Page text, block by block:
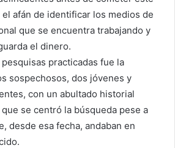
afán de identificar los medios de
que se encuentra trabajando y
el dinero.
practicadas fue la
sospechosos, dos jóvenes y
con un abultado historial
se centró la búsqueda pese a
desde esa fecha, andaban en